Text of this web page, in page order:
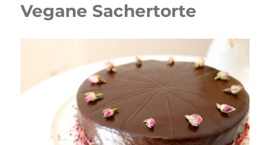
Vegane Sachertorte